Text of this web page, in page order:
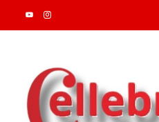
Skip
to